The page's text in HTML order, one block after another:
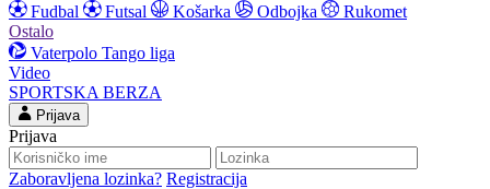
Fudbal
Futsal Košarka Odbojka
Rukomet
Ostalo
Vaterpolo Tango liga
Video
SPORTSKA BERZA
Prijava
Prijava
Zaboravljena lozinka? Registracija